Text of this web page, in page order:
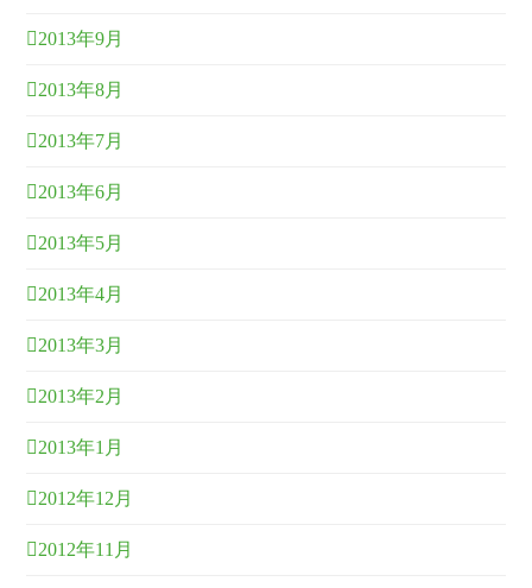
2013年9月
2013年8月
2013年7月
2013年6月
2013年5月
2013年4月
2013年3月
2013年2月
2013年1月
2012年12月
2012年11月